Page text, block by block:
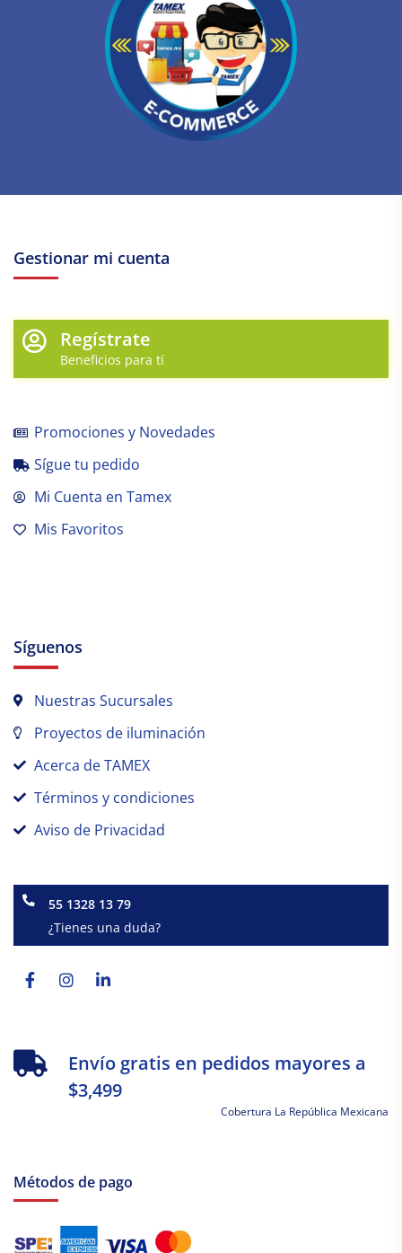
Gestionar mi cuenta
Regístrate
Beneficios para tí
Promociones y Novedades
Sígue tu pedido
Mi Cuenta en Tamex
Mis Favoritos
Síguenos
Nuestras Sucursales
Proyectos de iluminación
Acerca de TAMEX
Términos y condiciones
Aviso de Privacidad
55 1328 13 79
¿Tienes una duda?
f
Envío gratis en pedidos mayores a
$3,499
Cobertura La República Mexicana
Métodos de pago